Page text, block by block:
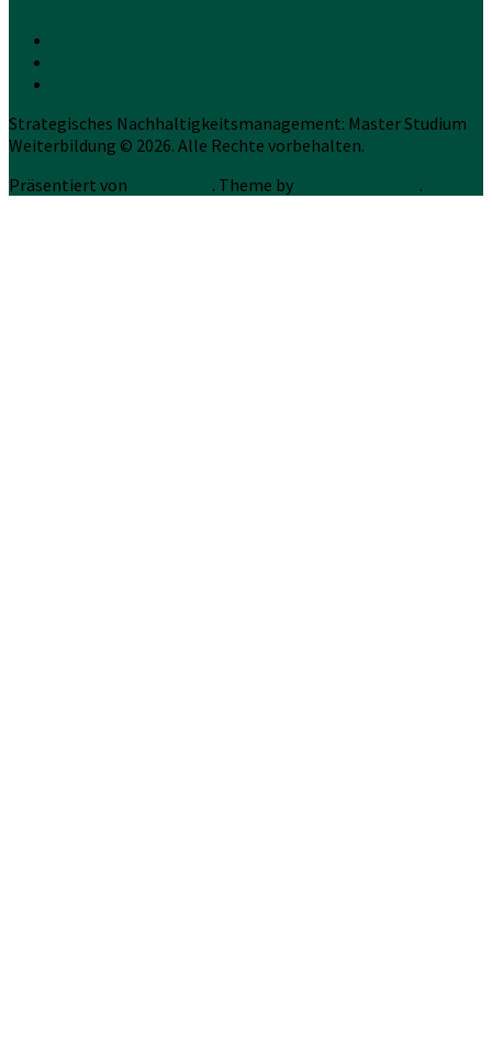
Strategisches Nachhaltigkeitsmanagement: Master Studium
Weiterbildung © 2026. Alle Rechte vorbehalten.
Präsentiert von
. Theme by .